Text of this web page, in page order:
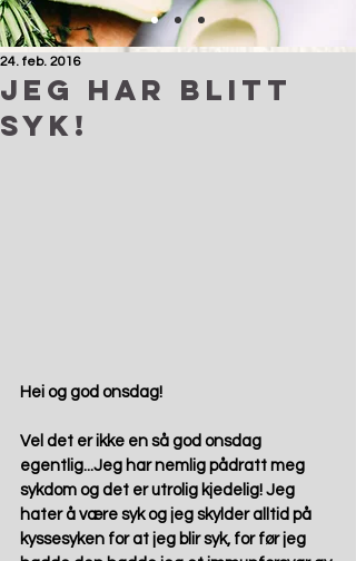
Jeg har blitt
syk!
24. feb. 2016
Hei og god onsdag!
Vel det er ikke en så god onsdag
egentlig...Jeg har nemlig pådratt meg
sykdom og det er utrolig kjedelig! Jeg
hater å være syk og jeg skylder alltid på
kyssesyken for at jeg blir syk, for før jeg